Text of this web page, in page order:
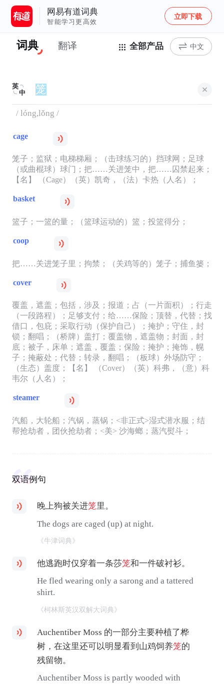
网易有道词典
智能学习更高效
立即下载
词典 翻译 全部产品 中文
英
中
/ lóng,lǒng /
cage
笼子；监狱；电梯梯厢；（击球练习的）挡球网；足球
（或曲棍球）球门；把……关进笼中，把……囚禁起来；
【名】 （Cage）（英）凯奇，（法）卡热（人名）；
basket
篮子；一篮的量；（篮球运动的）篮；投篮得分；
coop
把……关进笼子里；拘禁；（关鸡等的）笼子；捕鱼篓；
cover
覆盖，遮盖；包括，涉及；报道；占（一片面积）；行走
（一段路程）；足够支付；给……保险；顶替，代替；找
借口，包庇；采取行动（保护自己）；掩护；守住，封
锁；翻唱；（桥牌）盖打；覆盖物，遮盖物；封面，封
底；被子，床单；遮盖，覆盖；保险；掩护；掩饰，幌
子；掩蔽处；代替；转录，翻唱；（板球）外场防守；
（生态）盖度；【名】 （Cover）（英）科弗，（意）科
韦尔（人名）；
steamer
汽船，大轮船；汽锅，蒸锅；<非正式>湿式潜水服；结
帮抢劫者，团伙抢劫者；<美> 沙海螂；蒸汽熨斗；
双语例句
晚上狗被关进笼里。
The dogs are caged (up) at night.
《牛津词典》
他逃跑时仅穿着一条莎笼和一件破衬衫。
He fled wearing only a sarong and a tattered
shirt.
《柯林斯英汉双解大词典》
Auchentiber Moss 的一部分主要种植了桦
树，在这里还可以明显看到山鸡饲养笼的
残留物。
Auchentiber Moss is partly wooded with